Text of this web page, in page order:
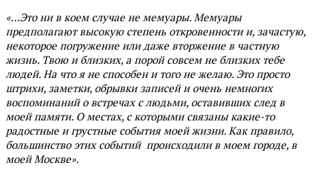
«…Это ни в коем случае не мемуары. Мемуары
предполагают высокую степень откровенности и, зачастую,
некоторое погружение или даже вторжение в частную
жизнь. Твою и близких, а порой совсем не близких тебе
людей. На что я не способен и того не желаю. Это просто
штрихи, заметки, обрывки записей и очень немногих
воспоминаний о встречах с людьми, оставивших след в
моей памяти. О местах, с которыми связаны какие-то
радостные и грустные события моей жизни. Как правило,
большинство этих событий происходили в моем городе, в
моей Москве».